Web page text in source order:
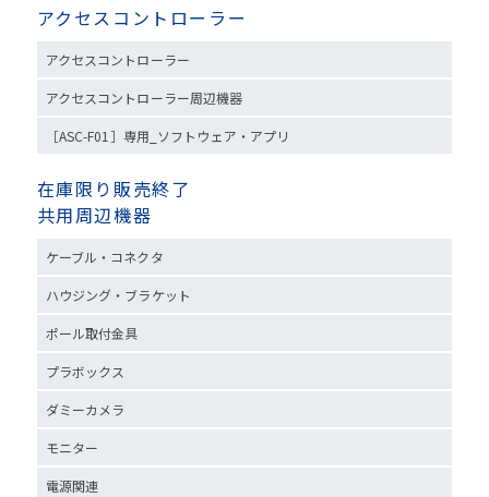
アクセスコントローラー
アクセスコントローラー
アクセスコントローラー周辺機器
［ASC-F01］専用_ソフトウェア・アプリ
在庫限り販売終了
共用周辺機器
ケーブル・コネクタ
ハウジング・ブラケット
ポール取付金具
プラボックス
ダミーカメラ
モニター
電源関連